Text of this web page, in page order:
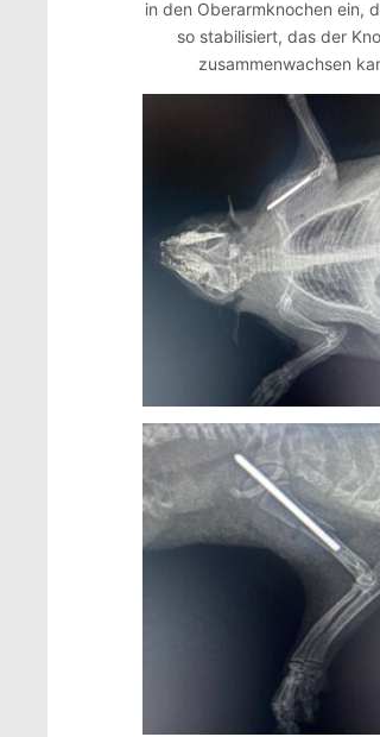
in den Oberarmknochen ein,
so stabilisiert, das der
zusammenwachsen